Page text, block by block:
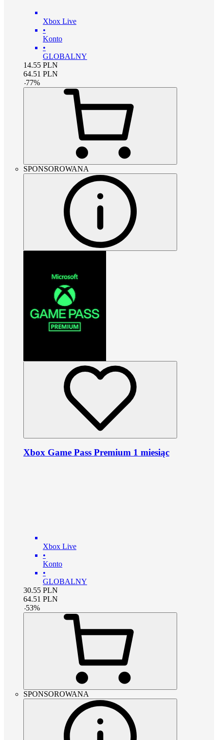
Xbox Live
•
Konto
•
GLOBALNY
14.55 PLN
64.51 PLN
-77%
SPONSOROWANA
Xbox Game Pass Premium 1 miesiąc
Xbox Live
•
Konto
•
GLOBALNY
30.55 PLN
64.51 PLN
-53%
SPONSOROWANA